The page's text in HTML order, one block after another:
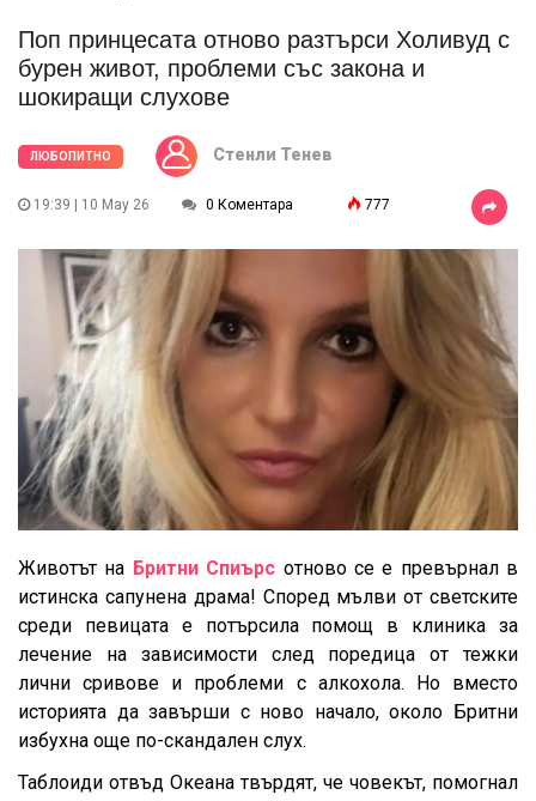
Поп принцесата отново разтърси Холивуд с
бурен живот, проблеми със закона и
шокиращи слухове
ЛЮБОПИТНО Стенли Тенев
19:39 | 10 May 26 0 Коментара 777
Животът на Бритни Спиърс отново се е превърнал в
истинска сапунена драма! Според мълви от светските
среди певицата е потърсила помощ в клиника за
лечение на зависимости след поредица от тежки
лични сривове и проблеми с алкохола. Но вместо
историята да завърши с ново начало, около Бритни
избухна още по-скандален слух.
Таблоиди отвъд Океана твърдят, че човекът, помогнал